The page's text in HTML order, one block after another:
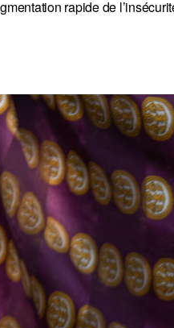
rapide de